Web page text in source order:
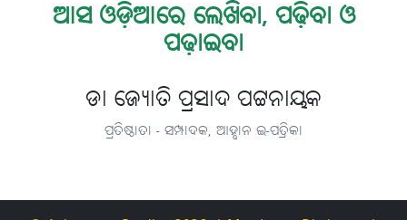
ଆସ ଓଡ଼ିଆରେ ଲେଖିବା, ପଢ଼ିବା ଓ
ପଢ଼ାଇବା
ଡା ଜ୍ୟୋତି ପ୍ରସାଦ ପଟ୍ଟନାୟକ
ପ୍ରତିଷ୍ଠାତା - ସମ୍ପାଦକ, ଆହ୍ବାନ ଇ-ପତ୍ରିକା